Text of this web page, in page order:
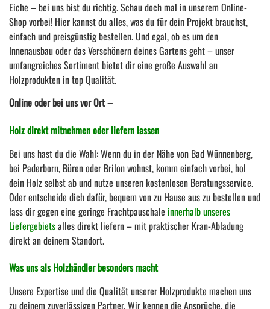
Eiche – bei uns bist du richtig. Schau doch mal in unserem Online-
Shop vorbei! Hier kannst du alles, was du für dein Projekt brauchst,
einfach und preisgünstig bestellen. Und egal, ob es um den
Innenausbau oder das Verschönern deines Gartens geht – unser
umfangreiches Sortiment bietet dir eine große Auswahl an
Holzprodukten in top Qualität.
Online oder bei uns vor Ort –
Holz direkt mitnehmen oder liefern lassen
Bei uns hast du die Wahl: Wenn du in der Nähe von Bad Wünnenberg,
bei Paderborn, Büren oder Brilon wohnst, komm einfach vorbei, hol
dein Holz selbst ab und nutze unseren kostenlosen Beratungsservice.
Oder entscheide dich dafür, bequem von zu Hause aus zu bestellen und
lass dir gegen eine geringe Frachtpauschale innerhalb unseres
Liefergebietsalles direkt liefern – mit praktischer Kran-Abladung
direkt an deinem Standort.
Was uns als Holzhändler besonders macht
Unsere Expertise und die Qualität unserer Holzprodukte machen uns
zu deinem zuverlässigen Partner. Wir kennen die Ansprüche, die